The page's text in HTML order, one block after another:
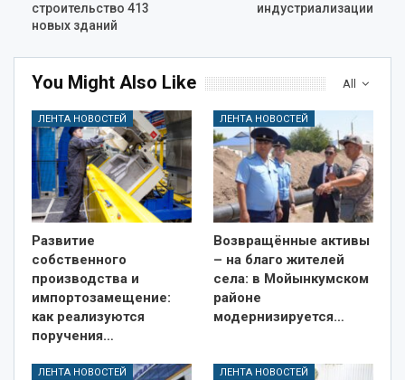
строительство 413
новых зданий
индустриализации
All
You Might Also Like
ЛЕНТА НОВОСТЕЙ
Развитие
собственного
производства и
импортозамещение:
как реализуются
поручения…
ЛЕНТА НОВОСТЕЙ
Возвращённые активы
– на благо жителей
села: в Мойынкумском
районе
модернизируется…
ЛЕНТА НОВОСТЕЙ ЛЕНТА НОВОСТЕЙ